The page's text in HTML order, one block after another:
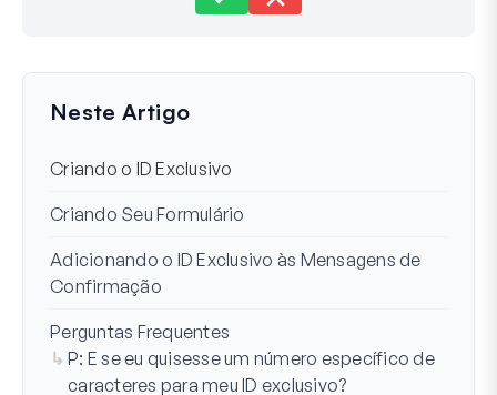
Última Atualização em 03 de Setembro de 2024
Neste Artigo
Criando o ID Exclusivo
Criando Seu Formulário
Adicionando o ID Exclusivo às Mensagens de
Confirmação
Perguntas Frequentes
P: E se eu quisesse um número específico de
caracteres para meu ID exclusivo?